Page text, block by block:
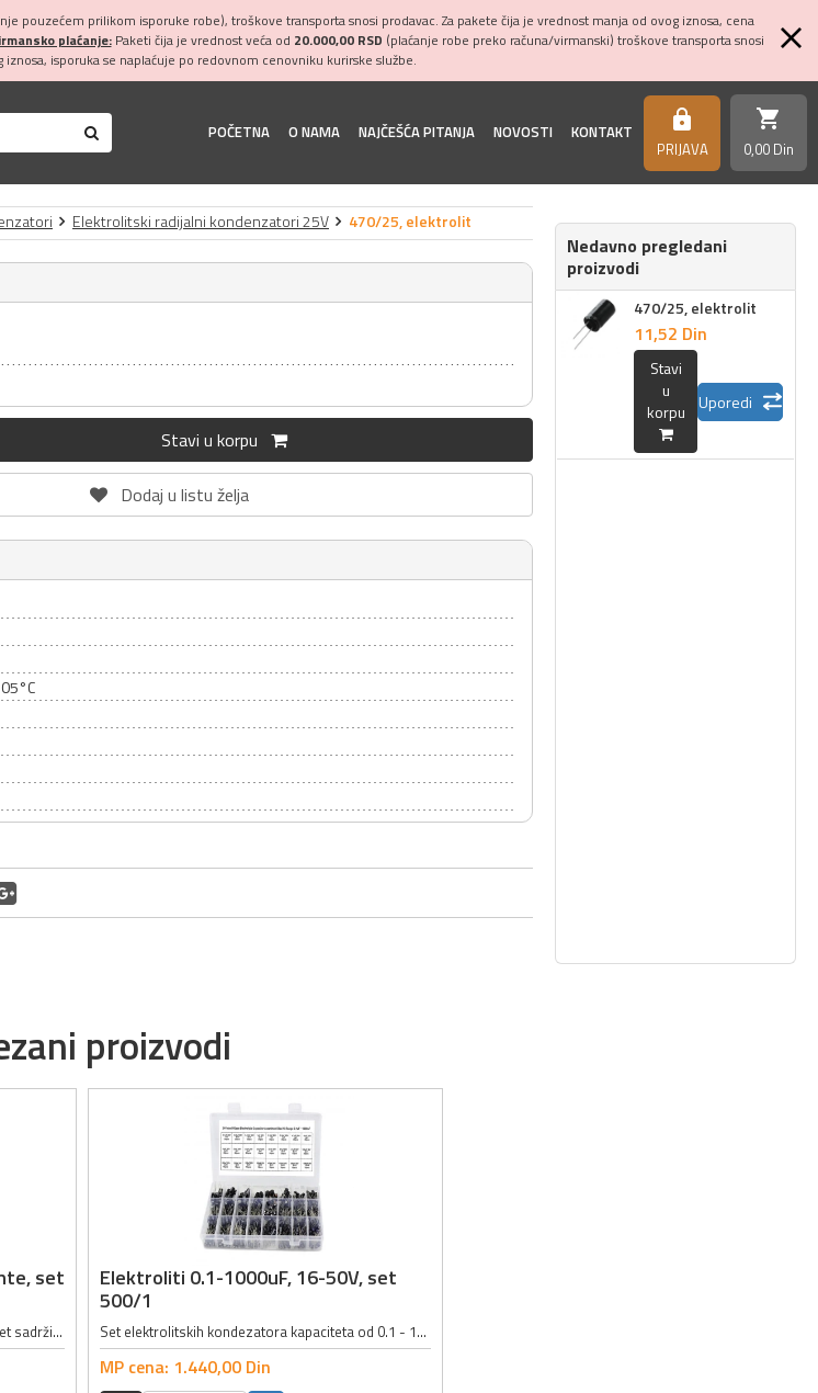
pouzećem prilikom isporuke robe), troškove transporta snosi prodavac. Za pakete čija je vrednost manja od ovog iznosa, cena
plaćanje:Paketi čija je vrednost veća od 20.000,00 RSD (plaćanje robe preko računa/virmanski) troškove transporta snosi
isporuka se naplaćuje po redovnom cenovniku kurirske službe.
POČETNA O NAMA NAJČEŠĆA PITANJA NOVOSTI KONTAKT https
PRIJAVA
shopping_cart
0,00 Din
Elektrolitski radijalni kondenzatori 25V 470/25, elektrolit
Stavi u korpu
Dodaj u listu želja
Nedavno pregledani
proizvodi
470/25, elektrolit
11,52 Din
Stavi
u
korpu
Uporedi
proizvodi
set
Set elektronskih komponenti za Arduino; Set sadrži 458 komponenti među kojima su:; - 1 x Modul za napajanje (Ulazni napon: 6.5 - 12V ili napajanje preko USB-a, Izlazni napon: 3.3 - 5V, Maksimalna izlazna jačina struje: 700mA); - 1 x...
Elektroliti 0.1-1000uF, 16-50V, set
500/1
Set elektrolitskih kondezatora kapaciteta od 0.1 - 1000µF; Napon kondezatora u setu: 16 - 50V; Set sadrži 500 elektrolitskih kondezatora:; 0.1µF 50V 4x7mm : 30 kom; 0.22µF 50V 5x11mm : 20 kom; 0.47µF 50V 5x11mm : 20 kom; 1µF 50V...
MP cena: 1.440,00 Din